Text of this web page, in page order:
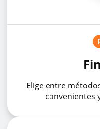
Elige entre
convenientes